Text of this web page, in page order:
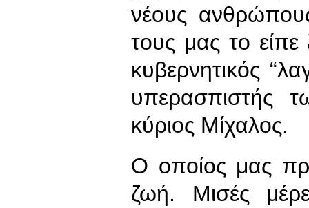
νέους
τους μας το είπε
κυβερνητικός
υπερασπιστής
κύριος Μίχαλος.
Ο οποίος μας
ζωή. Μισές